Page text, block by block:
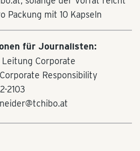
Packung mit 10 Kapseln
für Journalisten:
Leitung Corporate
Responsibility
2103